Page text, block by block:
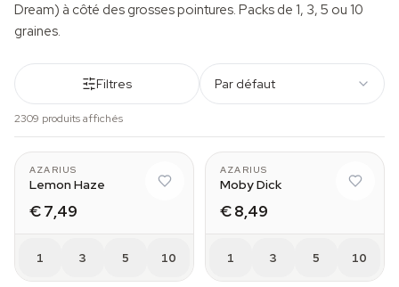
Dream) à côté des grosses pointures. Packs de 1, 3, 5 ou 10
graines.
Filtres Par défaut
2309 produits affichés
AZARIUS
Lemon Haze
€ 7,49
1 3 5 10
AZARIUS
Moby Dick
€ 8,49
1 3 5 10